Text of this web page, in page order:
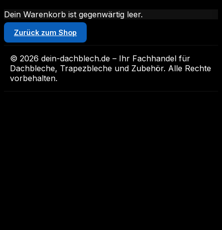
Dein Warenkorb ist gegenwärtig leer.
Zurück zum Shop
© 2026 dein-dachblech.de – Ihr Fachhandel für
Dachbleche, Trapezbleche und Zubehör. Alle Rechte
vorbehalten.